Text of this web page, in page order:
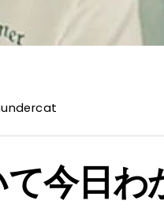
今日わ